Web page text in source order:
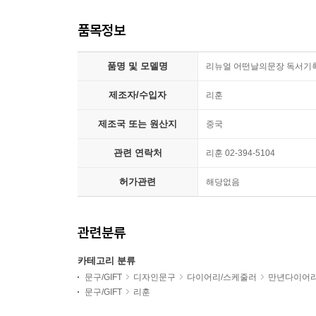
품목정보
품명 및 모델명 리뉴얼 어떤날의문장 독서기
제조자/수입자 리훈
제조국 또는 원산지 중국
관련 연락처 리훈 02-394-5104
허가관련 해당없음
관련분류
카테고리 분류
문구/GIFT 디자인문구 다이어리/스케줄러
만년다이어리
문구/GIFT
리훈